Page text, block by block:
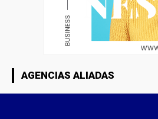
AGENCIAS ALIADAS